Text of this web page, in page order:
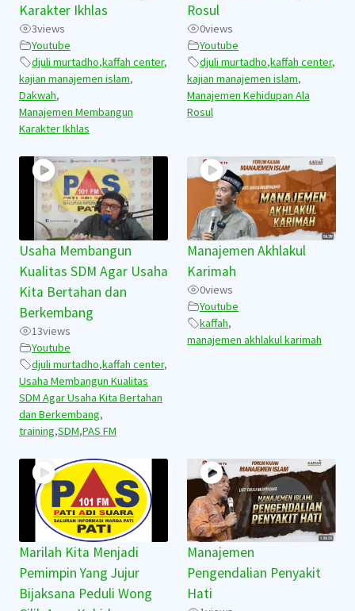
Karakter Ikhlas
3views
Youtube
djuli murtadho,kaffah center,
kajian manajemen islam,
Dakwah,
Manajemen Membangun
Karakter Ikhlas
Rosul
0views
Youtube
djuli murtadho,kaffah center,
kajian manajemen islam,
Manajemen Kehidupan Ala
Rosul
Usaha Membangun
Kualitas SDM Agar Usaha
Kita Bertahan dan
Berkembang
13views
Youtube
djuli murtadho,kaffah center,
Usaha Membangun Kualitas
SDM Agar Usaha Kita Bertahan
dan Berkembang,
training,SDM,PAS FM
Manajemen Akhlakul
Karimah
0views
Youtube
kaffah,
manajemen akhlakul karimah
Marilah Kita Menjadi
Pemimpin Yang Jujur
Bijaksana Peduli Wong
Manajemen
Pengendalian Penyakit
Hati